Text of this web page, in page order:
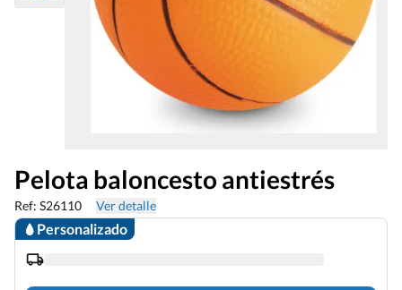
Pelota baloncesto antiestrés
Ref: S26110 Ver detalle
Personalizado